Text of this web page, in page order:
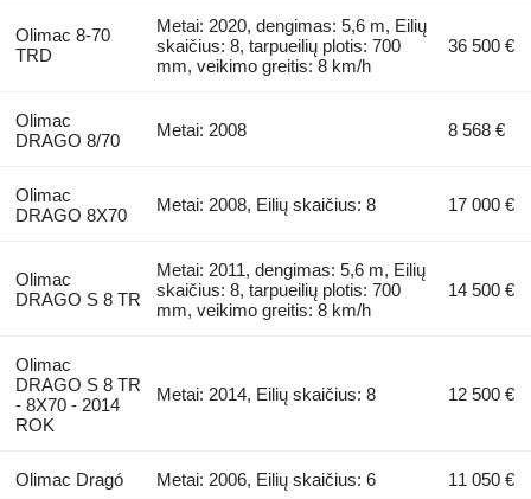
Olimac 8-70
TRD
Metai: 2020, dengimas: 5,6 m, Eilių
skaičius: 8, tarpueilių plotis: 700
mm, veikimo greitis: 8 km/h
36 500 €
Olimac
DRAGO 8/70
Metai: 2008 8 568 €
Olimac
DRAGO 8X70
Metai: 2008, Eilių skaičius: 8 17 000 €
Olimac
DRAGO S 8 TR
Metai: 2011, dengimas: 5,6 m, Eilių
skaičius: 8, tarpueilių plotis: 700
mm, veikimo greitis: 8 km/h
14 500 €
Olimac
DRAGO S 8 TR
- 8X70 - 2014
ROK
Metai: 2014, Eilių skaičius: 8 12 500 €
Olimac Dragó Metai: 2006, Eilių skaičius: 6 11 050 €